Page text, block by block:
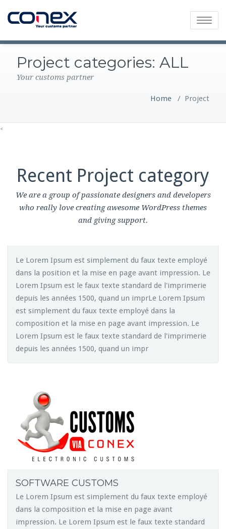
Toggle
Project categories: ALL
Your customs partner
Home / Project
<
Recent Project category
We are a group of passionate designers and developers
who really love creating awesome WordPress themes
and giving support.
Le Lorem Ipsum est simplement du faux texte employé
dans la position et la mise en page avant impression. Le
Lorem Ipsum est le faux texte standard de l'imprimerie
depuis les années 1500, quand un imprLe Lorem Ipsum
est simplement du faux texte employé dans la
composition et la mise en page avant impression. Le
Lorem Ipsum est le faux texte standard de l'imprimerie
depuis les années 1500, quand un impr
SOFTWARE CUSTOMS
Le Lorem Ipsum est simplement du faux texte employé
dans la composition et la mise en page avant
impression. Le Lorem Ipsum est le faux texte standard